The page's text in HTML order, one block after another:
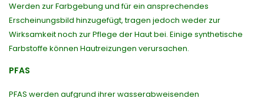
Werden zur Farbgebung und für ein ansprechendes
Erscheinungsbild hinzugefügt, tragen jedoch weder zur
Wirksamkeit noch zur Pflege der Haut bei. Einige synthetische
Farbstoffe können Hautreizungen verursachen.
PFAS
PFAS werden aufgrund ihrer wasserabweisenden